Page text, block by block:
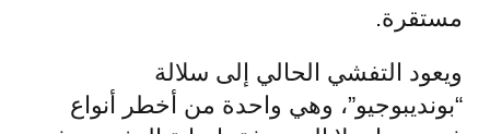
مستقرة.
ويعود التفشي الحالي إلى سلالة
“بونديبوجيو”، وهي واحدة من أخطر أنواع